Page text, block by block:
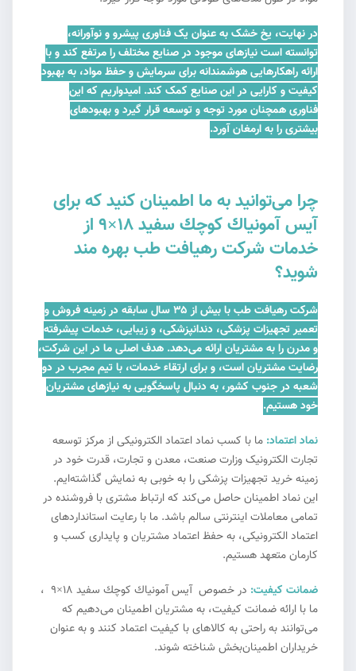
در نهایت، یخ خشک به عنوان یک فناوری پیشرو و نوآورانه،
توانسته است نیازهای موجود در صنایع مختلف را مرتفع کند و با
ارائه راهکارهایی هوشمندانه برای سرمایش و حفظ مواد، به بهبود
کیفیت و کارایی در این صنایع کمک کند. امیدواریم که این
فناوری همچنان مورد توجه و توسعه قرار گیرد و بهبودهای
بیشتری را به ارمغان آورد.
چرا می‌توانید به ما اطمینان کنید که برای
آيس آمونياك كوچك سفيد 18×9 از
خدمات شرکت رهیافت طب بهره مند
شوید؟
شرکت رهیافت طب با بیش از ۳۵ سال سابقه در زمینه فروش و
تعمیر تجهیزات پزشکی، دندانپزشکی، و زیبایی، خدمات پیشرفته
و مدرن را به مشتریان ارائه می‌دهد. هدف اصلی ما در این شرکت،
رضایت مشتریان است، و برای ارتقاء خدمات، با تیم مجرب در دو
شعبه در جنوب کشور، به دنبال پاسخگویی به نیازهای مشتریان
خود هستیم.
نماد اعتماد: ما با کسب نماد اعتماد الکترونیکی از مرکز توسعه
تجارت الکترونیک وزارت صنعت، معدن و تجارت، قدرت خود در
زمینه خرید تجهیزات پزشکی را به خوبی به نمایش گذاشته‌ایم.
این نماد اطمینان حاصل می‌کند که ارتباط مشتری با فروشنده در
تمامی معاملات اینترنتی سالم باشد. ما با رعایت استانداردهای
اعتماد الکترونیکی، به حفظ اعتماد مشتریان و پایداری کسب و
کارمان متعهد هستیم.
ضمانت کیفیت:
در خصوص آيس آمونياك كوچك سفيد 18×9 ،
ما با ارائه ضمانت کیفیت، به مشتریان اطمینان می‌دهیم که
می‌توانند به راحتی به کالاهای با کیفیت اعتماد کنند و به عنوان
خریداران اطمینان‌بخش شناخته شوند.